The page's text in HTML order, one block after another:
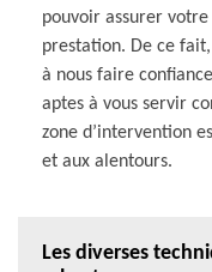
pouvoir assurer
prestation. De ce
à nous faire
aptes à vous servir
zone d’intervention
et aux alentours.
Les diverses